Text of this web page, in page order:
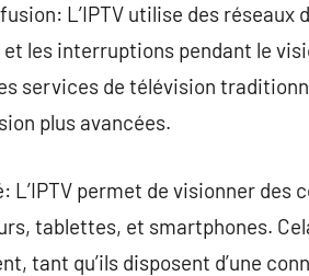
L’IPTV utilise des
les interruptions pendant le
services de télévision
plus avancées.
permet de visionner des
tablettes, et smartphones.
tant qu’ils disposent d’une